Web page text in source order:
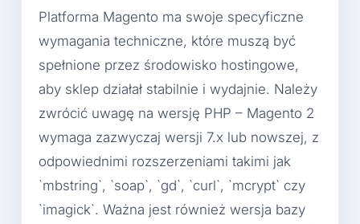
Platforma Magento ma swoje specyficzne
wymagania techniczne, które muszą być
spełnione przez środowisko hostingowe,
aby sklep działał stabilnie i wydajnie. Należy
zwrócić uwagę na wersję PHP – Magento 2
wymaga zazwyczaj wersji 7.x lub nowszej, z
odpowiednimi rozszerzeniami takimi jak
`mbstring`, `soap`, `gd`, `curl`, `mcrypt` czy
`imagick`. Ważna jest również wersja bazy